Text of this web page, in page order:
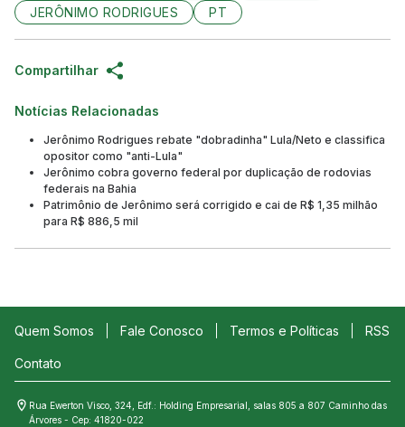
JERÔNIMO RODRIGUES
PT
Compartilhar
Notícias Relacionadas
Jerônimo Rodrigues rebate "dobradinha" Lula/Neto e classifica
opositor como "anti-Lula"
Jerônimo cobra governo federal por duplicação de rodovias
federais na Bahia
Patrimônio de Jerônimo será corrigido e cai de R$ 1,35 milhão
para R$ 886,5 mil
Quem Somos Fale Conosco Termos e Políticas RSS
Contato
Rua Ewerton Visco, 324, Edf.: Holding Empresarial, salas 805 a 807 Caminho das
Árvores - Cep: 41820-022